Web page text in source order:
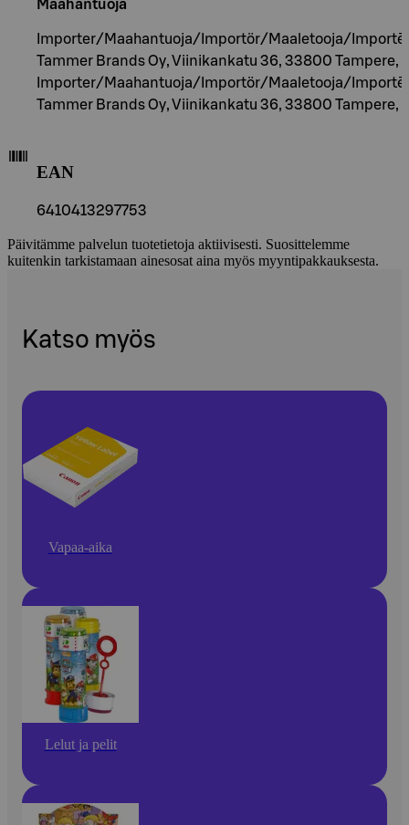
Maahantuoja
Importer/Maahantuoja/Importör/Maaletooja/
Tammer Brands Oy, Viinikankatu 36, 33800 Tampere,
Importer/Maahantuoja/Importör/Maaletooja/
Tammer Brands Oy, Viinikankatu 36, 33800 Tampere,
EAN
6410413297753
Päivitämme palvelun tuotetietoja aktiivisesti. Suosittelemme
kuitenkin tarkistamaan ainesosat aina myös myyntipakkauksesta.
Katso myös
Vapaa-aika
Lelut ja pelit